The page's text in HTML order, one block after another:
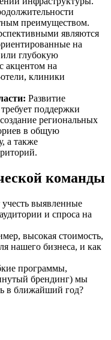
преимуществом.
являются
на
или глубокую
акцентом на
клиники
Развитие
поддержки
региональных
в общую
а также
команды
выявленные
и спроса на
высокая стоимость,
нашего бизнеса, и как
программы,
брендинг) мы
в ближайший год?